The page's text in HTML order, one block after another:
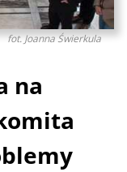
fot. Joanna Świerkula
na